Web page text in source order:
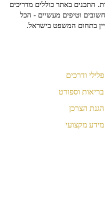
התכנים באתר כוללים מדריכים
חשובים וטיפים מעשיים - הכל
בתחום המשפט בישראל.
פלילי ודרכים
בריאות וספורט
הגנת הצרכן
מידע מקצועי